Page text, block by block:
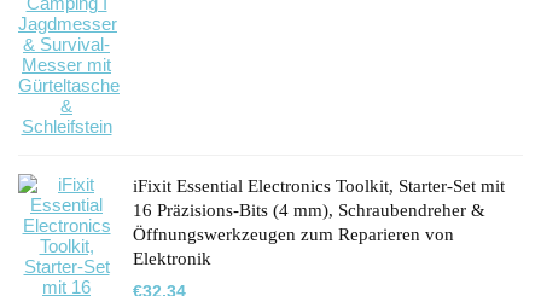
iFixit Essential Electronics Toolkit, Starter-Set mit
16 Präzisions-Bits (4 mm), Schraubendreher &
Öffnungswerkzeugen zum Reparieren von
Elektronik
€32,34